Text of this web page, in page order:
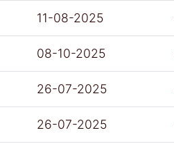
11-08-2025
08-10-2025
26-07-2025
26-07-2025